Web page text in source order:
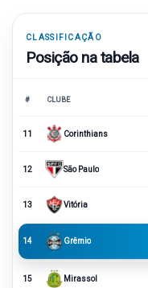
CLASSIFICAÇÃO
Posição na tabela
# CLUBE
11 Corinthians
12 São Paulo
13 Vitória
14 Grêmio
15 Mirassol